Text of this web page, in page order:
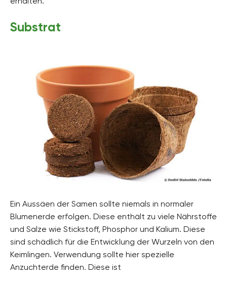
Substrat
Ein Aussäen der Samen sollte niemals in normaler
Blumenerde erfolgen. Diese enthält zu viele Nährstoffe
und Salze wie Stickstoff, Phosphor und Kalium. Diese
sind schädlich für die Entwicklung der Wurzeln von den
Keimlingen. Verwendung sollte hier spezielle
Anzuchterde finden. Diese ist